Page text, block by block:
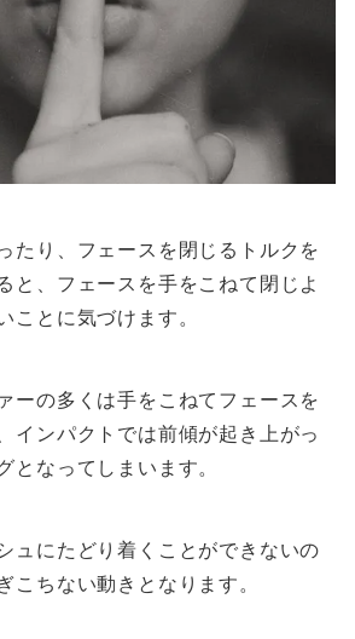
たり、フェースを閉じるトルクを
と、フェースを手をこねて閉じよ
ことに気づけます。
ーの多くは手をこねてフェースを
インパクトでは前傾が起き上がっ
となってしまいます。
ュにたどり着くことができないの
こちない動きとなります。